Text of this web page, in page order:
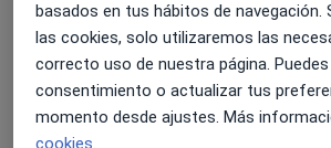
Cuando más te
más visible tienes
Algunos ejemplos son en primavera, que
basados en tus hábitos de navegación.
las cookies, solo utilizaremos las
correcto uso de nuestra página.
consentimiento o actualizar tus
momento desde ajustes. Más